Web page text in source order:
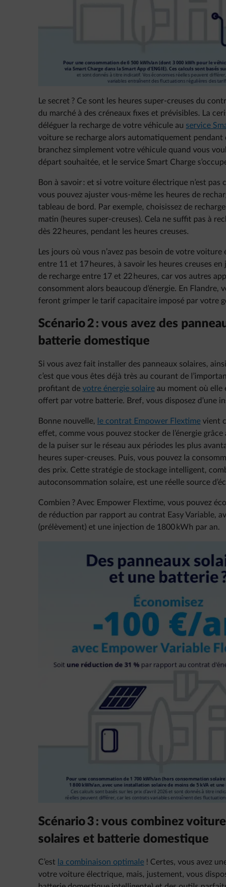
Le secret ? Ce sont les heures super-creuses du
du marché à des créneaux fixes et prévisibles. La
déléguer la recharge de votre véhicule au service
voiture se recharge alors automatiquement pendant
branchez simplement votre véhicule quand vous
départ souhaitée, et le service Smart Charge
Bon à savoir : et si votre voiture électrique n’est
vous pouvez ajuster vous-même les heures de
tableau de bord. Par exemple, choisissez de
matin (heures super-creuses). Cela ne suffit pas à
dès 22 heures, pendant les heures creuses.
Les jours où vous n’avez pas besoin de votre
entre 11 et 17 heures, à savoir les heures creuses
de recharge entre 17 et 22 heures, car vos autres
consomment alors beaucoup d’énergie. En Flandre,
feront grimper le tarif capacitaire imposé par votre
Scénario 2 : vous avez des
batterie domestique
Si vous avez fait installer des panneaux solaires,
c’est que vous êtes déjà très au courant de
profitant de votre énergie solaire au moment où elle
offert par votre batterie. Bref, vous disposez d’une
Bonne nouvelle, le contrat Empower Flextime vient
effet, comme vous pouvez stocker de l’énergie
de la puiser sur le réseau aux périodes les plus
heures super-creuses. Puis, vous pouvez la
des prix. Cette stratégie de stockage intelligent,
autoconsommation solaire, est une réelle source
Combien ? Avec Empower Flextime, vous pouvez
de réduction par rapport au contrat Easy Variable,
(prélèvement) et une injection de 1800 kWh par an.
Scénario 3 : vous combinez
solaires et batterie domestique
C’est la combinaison optimale ! Certes, vous avez
votre voiture électrique, mais, justement, vous